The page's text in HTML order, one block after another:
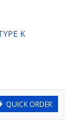
K
QUICK ORDER